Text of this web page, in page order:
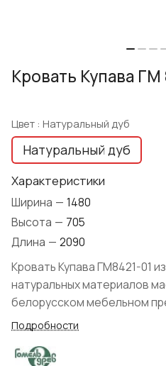
Кровать Купава ГМ
Цвет : Натуральный дуб
Натуральный дуб
Характеристики
Ширина — 1480
Высота — 705
Длина — 2090
Кровать Купава ГМ8421-01
натуральных материалов
белорусском мебельном
Подробности